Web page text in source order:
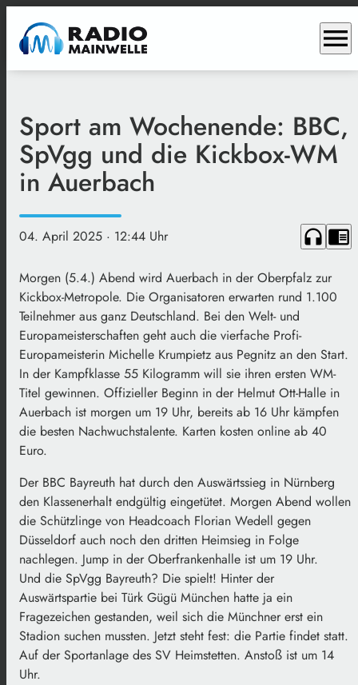
menu
Sport am Wochenende: BBC,
SpVgg und die Kickbox-WM
in Auerbach
04. April 2025 · 12:44 Uhr headphones chrome_reader_mode
Morgen (5.4.) Abend wird Auerbach in der Oberpfalz zur
Kickbox-Metropole. Die Organisatoren erwarten rund 1.100
Teilnehmer aus ganz Deutschland. Bei den Welt- und
Europameisterschaften geht auch die vierfache Profi-
Europameisterin Michelle Krumpietz aus Pegnitz an den Start.
In der Kampfklasse 55 Kilogramm will sie ihren ersten WM-
Titel gewinnen. Offizieller Beginn in der Helmut Ott-Halle in
Auerbach ist morgen um 19 Uhr, bereits ab 16 Uhr kämpfen
die besten Nachwuchstalente. Karten kosten online ab 40
Euro.
Der BBC Bayreuth hat durch den Auswärtssieg in Nürnberg
den Klassenerhalt endgültig eingetütet. Morgen Abend wollen
die Schützlinge von Headcoach Florian Wedell gegen
Düsseldorf auch noch den dritten Heimsieg in Folge
nachlegen. Jump in der Oberfrankenhalle ist um 19 Uhr.
Und die SpVgg Bayreuth? Die spielt! Hinter der
Auswärtspartie bei Türk Gügü München hatte ja ein
Fragezeichen gestanden, weil sich die Münchner erst ein
Stadion suchen mussten. Jetzt steht fest: die Partie findet statt.
Auf der Sportanlage des SV Heimstetten. Anstoß ist um 14
Uhr.